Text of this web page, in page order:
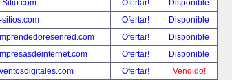
Sitio.com
Ofertar!
Disponible
sitios.com
Ofertar!
Disponible
Ofertar!
Disponible
Ofertar!
Disponible
Ofertar!
Vendido!